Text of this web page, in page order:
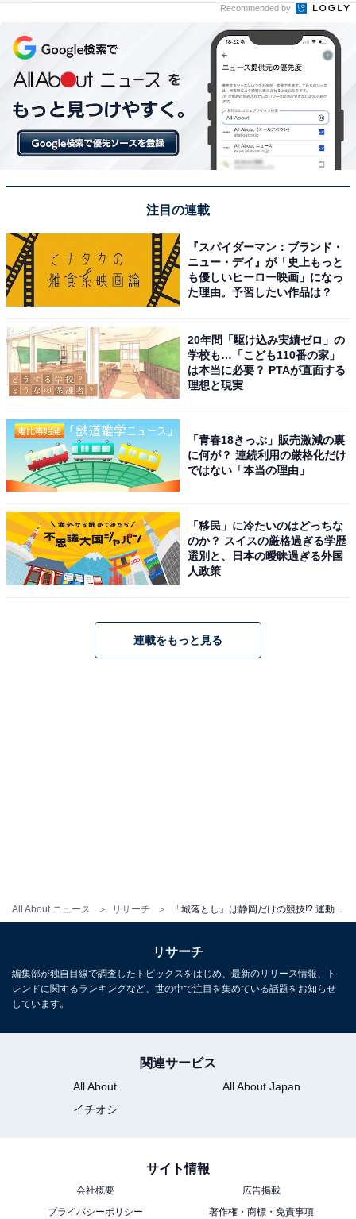
All About ニュース リサーチ
席を分けたり、親戚一同が集まって宴会が始まって子ど
もを観ていなかった。市議会議員や県議会議員などが来
賓で来て、子どもが具合悪くなるまで政治に絡めた挨拶
をして毎年開会式が長くなる（41歳女性／茨城県）」な
ど、都会と田舎では観覧の様子に違いがある、との声
も。
また、「青森独自の踊りを全校生徒で踊っていてびっく
りしました（34歳女性／青森県）」「どじょうすくいが
昔競技としてあったこと（31歳女性／岩手県）」「6年
生が毎年エイサーを踊っているようで、エイサーの衣装
を着て登校する子供たちをみて、さすが沖縄！ と感じま
した（35歳女性／沖縄県）」「城落としが全国区じゃな
いことに驚いた（42歳女性／静岡県）」など、地域独特
ジェンダーレスにコンプラ、最近の運動会は昔と
声も多く集まりました。
「騎馬を3方から見守り」親と子の距離感……現代
「親を見かけても手を振ったらいけなくて、仕方ないな
と思うが、競技前とかは手を振ってくれたら見つけやす
いのにと思った。昔はそんなことを指導された覚えはな
に区切られてしまう（43歳女性／埼玉県）」など、セキ
ュリティの観点からか、自分の子どもでも気安く声をか
けられない、との声も。
Recommended by
注目の連載
『スパイダーマン：ブランド・
ニュー・デイ』が「史上もっと
も優しいヒーロー映画」になっ
た理由。予習したい作品は？
20年間「駆け込み実績ゼロ」の
学校も…「こども110番の家」
は本当に必要？ PTAが直面する
理想と現実
「青春18きっぷ」販売激減の裏
に何が？ 連続利用の厳格化だけ
ではない「本当の理由」
「移民」に冷たいのはどっちな
のか？ スイスの厳格過ぎる学歴
選別と、日本の曖昧過ぎる外国
人政策
連載をもっと見る
リサーチ
編集部が独自目線で調査したトピックスをはじめ、最新のリリース情報、ト
レンドに関するランキングなど、世の中で注目を集めている話題をお知らせ
しています。
関連サービス
All About
All About Japan
イチオシ
サイト情報
会社概要
広告掲載
プライバシーポリシー
著作権・商標・免責事項